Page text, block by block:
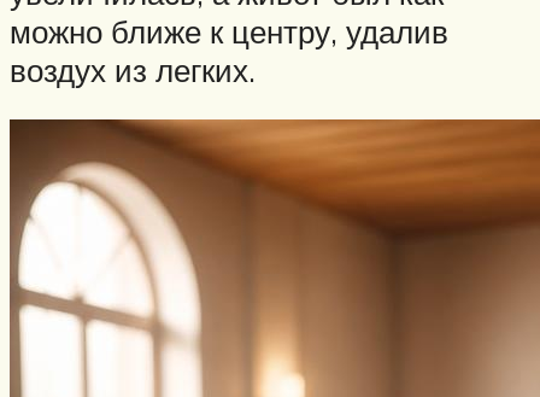
можно ближе к центру, удалив
воздух из легких.